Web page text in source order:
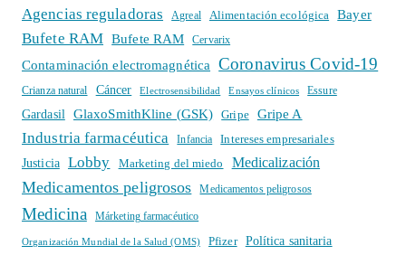
Agencias reguladoras
Agreal Alimentación ecológica Bayer
Bufete RAM Bufete RAM Cervarix
Contaminación electromagnética Coronavirus Covid-19
Crianza natural Cáncer Electrosensibilidad Ensayos clínicos Essure
Gardasil GlaxoSmithKline (GSK) Gripe Gripe A
Industria farmacéutica Infancia
Intereses empresariales
Justicia
Lobby Marketing del miedo Medicalización
Medicamentos peligrosos Medicamentos peligrosos
Medicina Márketing farmacéutico
Organización Mundial de la Salud (OMS) Pfizer Política sanitaria